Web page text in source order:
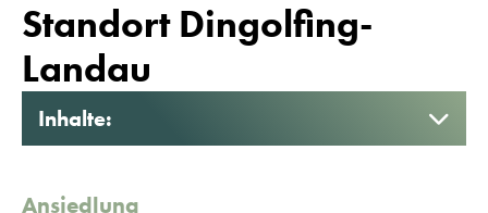
Standort Dingolfing-
Landau
Ansiedlung
Inhalte: